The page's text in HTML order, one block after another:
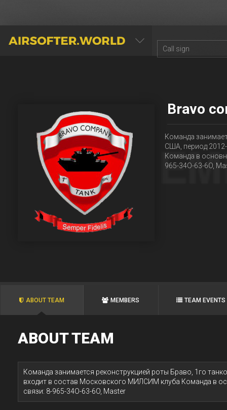
AIRSOFTER.WORLD
Bravo
Команда
США, период
Команда в
965-34O-63-6O,
ABOUT TEAM MEMBERS TEAM EVENTS
ABOUT TEAM
Команда занимается реконструкцией роты Браво, 1го
входит в состав Московского МИЛСИМ клуба Команда в
связи: 8-965-34O-63-6O, Master